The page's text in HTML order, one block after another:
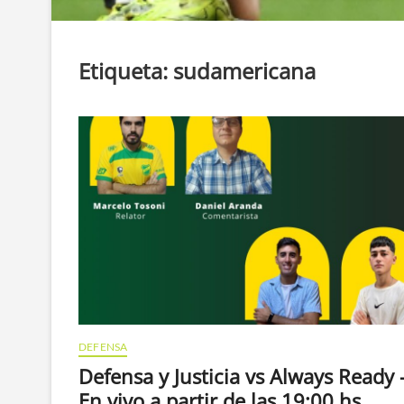
Etiqueta: sudamericana
DEFENSA
Defensa y Justicia vs Always Ready